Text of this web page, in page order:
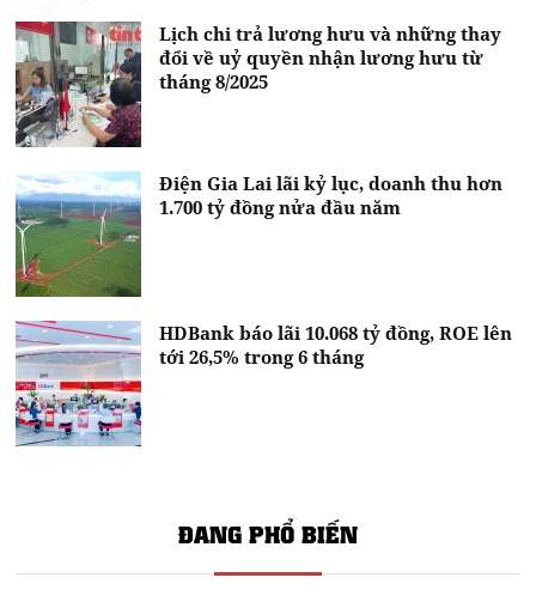
Lịch chi trả lương hưu và những thay
đổi về uỷ quyền nhận lương hưu từ
tháng 8/2025
Điện Gia Lai lãi kỷ lục, doanh thu hơn
1.700 tỷ đồng nửa đầu năm
HDBank báo lãi 10.068 tỷ đồng, ROE lên
tới 26,5% trong 6 tháng
ĐANG PHỔ BIẾN